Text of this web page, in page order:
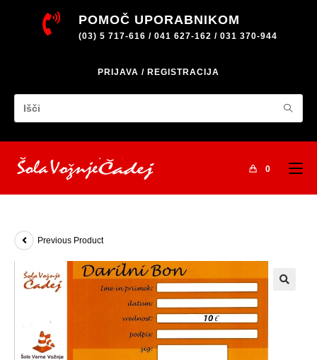
POMOČ UPORABNIKOM
(03) 5 717-616 / 041 627-162 / 031 370-944
PRIJAVA / REGISTRACIJA
0
Previous Product